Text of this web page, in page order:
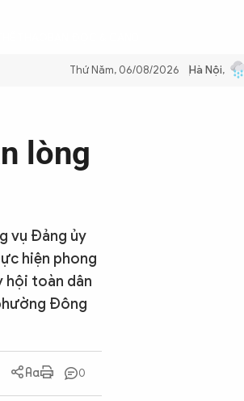
dầu để đảm bảo an ninh năng lượng quốc gia
Thứ Năm, 06/08/2026 Hà Nội,
lòng
vụ Đảng ủy
hiện phong
hội toàn dân
Đông
0